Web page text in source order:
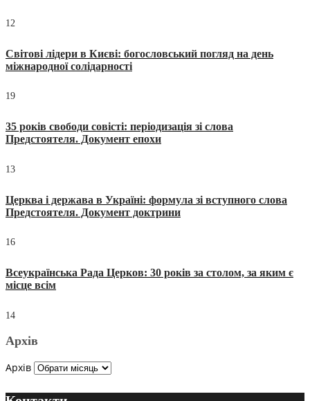
12
Світові лідери в Києві: богословський погляд на день
міжнародної солідарності
19
35 років свободи совісті: періодизація зі слова
Предстоятеля. Документ епохи
13
Церква і держава в Україні: формула зі вступного слова
Предстоятеля. Документ доктрини
16
Всеукраїнська Рада Церков: 30 років за столом, за яким є
місце всім
14
Архів
Архів